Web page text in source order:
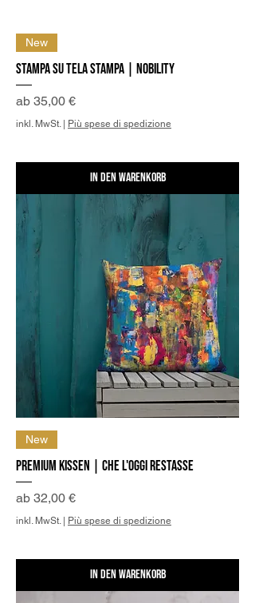
New
Stampa su Tela Stampa | Nobility
ab 35,00 €
Sale-Preis
inkl. MwSt. | Più spese di spedizione
In den Warenkorb
New
Premium Kissen | Che l'oggi restasse
ab 32,00 €
Sale-Preis
inkl. MwSt. | Più spese di spedizione
In den Warenkorb